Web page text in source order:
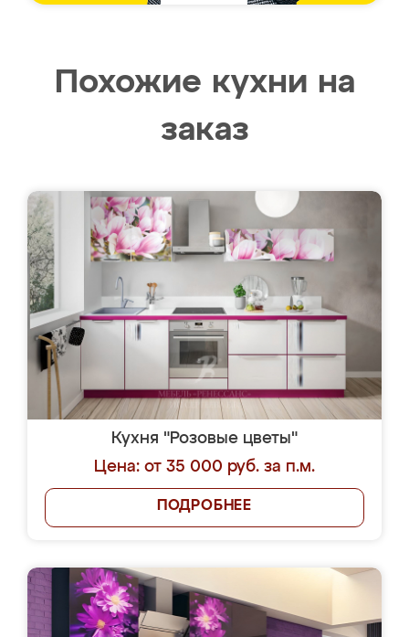
Похожие кухни на
заказ
Кухня "Розовые цветы"
Цена: от 35 000 руб. за п.м.
ПОДРОБНЕЕ